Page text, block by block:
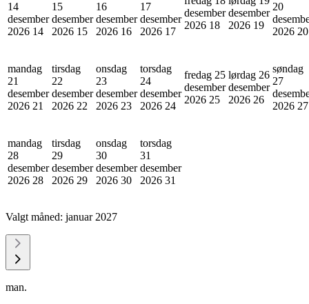
14
desember
2026 14
15
desember
2026 15
16
desember
2026 16
17
desember
2026 17
desember
2026 18
desember
2026 19
20
2026 20
mandag
21
desember
2026 21
tirsdag
22
desember
2026 22
onsdag
23
desember
2026 23
torsdag
24
desember
2026 24
fredag 25
desember
2026 25
lørdag 26
desember
2026 26
søndag
27
2026 27
mandag
28
desember
2026 28
tirsdag
29
desember
2026 29
onsdag
30
desember
2026 30
torsdag
31
desember
2026 31
Valgt måned: januar 2027
man.